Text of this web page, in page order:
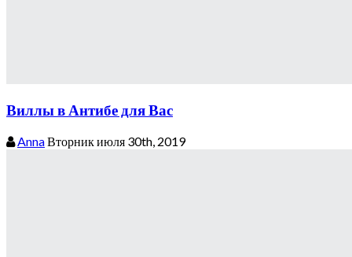
Виллы в Антибе для Вас
AnnaВторник июля 30th, 2019